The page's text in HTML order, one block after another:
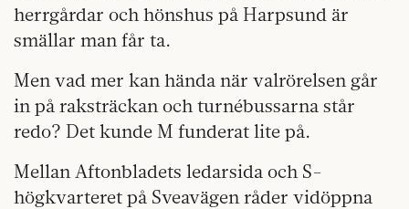
herrgårdar och hönshus på Harpsund är
smällar man får ta.
Men vad mer kan hända när valrörelsen går
in på raksträckan och turnébussarna står
redo? Det kunde M funderat lite på.
Mellan Aftonbladets ledarsida och S-
högkvarteret på Sveavägen råder vidöppna